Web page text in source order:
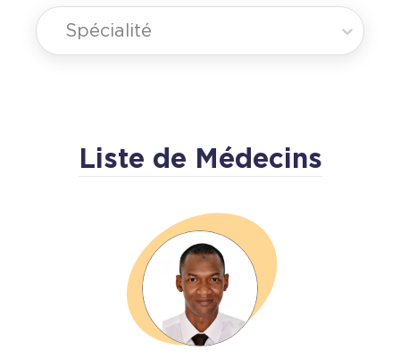
Spécialité
Liste de Médecins